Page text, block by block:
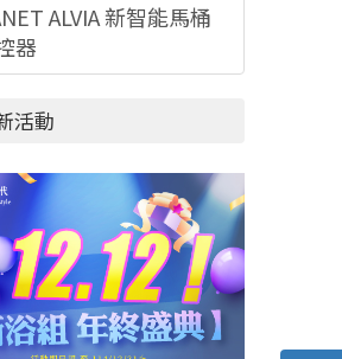
ALVIA 新智能馬桶
器
活動